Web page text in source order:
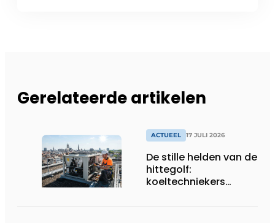
Gerelateerde artikelen
ACTUEEL 17 JULI 2026
De stille helden van de
hittegolf:
koeltechniekers